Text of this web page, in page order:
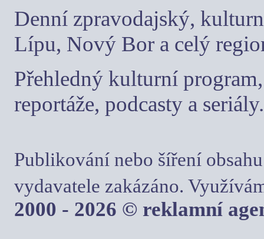
Denní zpravodajský,
Lípu, Nový Bor a celý
Přehledný kulturní
reportáže, podcasty a seriály.
Publikování nebo šíření
vydavatele zakázáno.
2000 - 2026 © reklamní